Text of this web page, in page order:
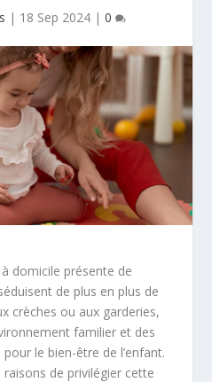
| 18 Sep 2024| 0
domicile présente de
de plus en plus de
crèches ou aux garderies,
familier et des
le bien-être de l’enfant.
de privilégier cette